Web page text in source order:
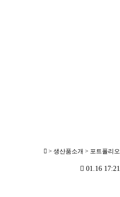
> 생산품소개 > 포트폴리오
01.16 17:21